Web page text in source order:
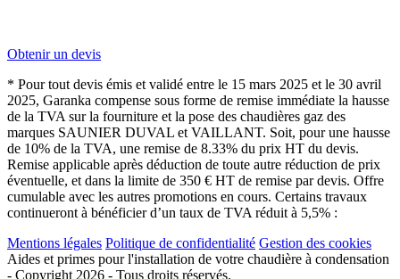
Obtenir un devis
* Pour tout devis émis et validé entre le 15 mars 2025 et le 30 avril
2025, Garanka compense sous forme de remise immédiate la hausse
de la TVA sur la fourniture et la pose des chaudières gaz des
marques SAUNIER DUVAL et VAILLANT. Soit, pour une hausse
de 10% de la TVA, une remise de 8.33% du prix HT du devis.
Remise applicable après déduction de toute autre réduction de prix
éventuelle, et dans la limite de 350 € HT de remise par devis. Offre
cumulable avec les autres promotions en cours. Certains travaux
continueront à bénéficier d’un taux de TVA réduit à 5,5% :
Mentions légales Politique de confidentialité Gestion des cookies
Aides et primes pour l'installation de votre chaudière à condensation
- Copyright 2026 - Tous droits réservés.